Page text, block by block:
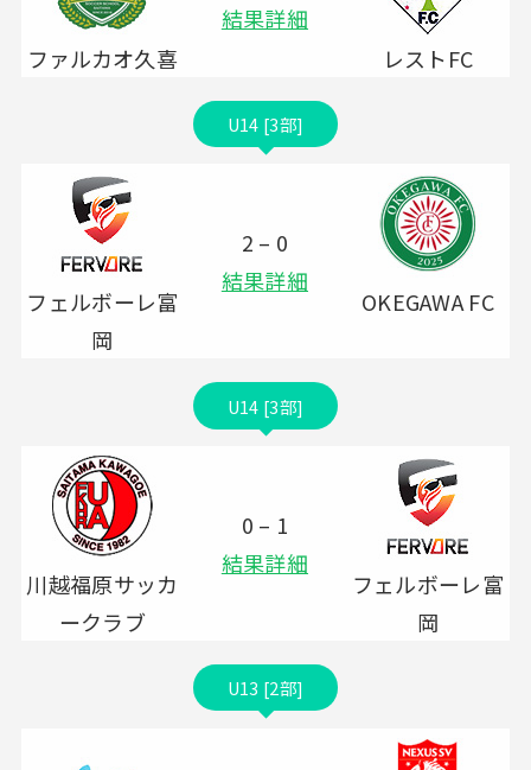
ファルカオ久喜
結果詳細
レストFC
U14 [3部]
フェルボーレ富
岡
2 – 0
結果詳細
OKEGAWA FC
U14 [3部]
川越福原サッカ
ークラブ
0 – 1
結果詳細
フェルボーレ富
岡
U13 [2部]